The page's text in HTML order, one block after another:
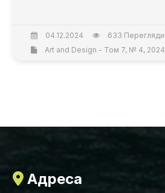
04.12.2024
633 Перегляди
Art and Design - Том 7, № 4, 2024
Адреса